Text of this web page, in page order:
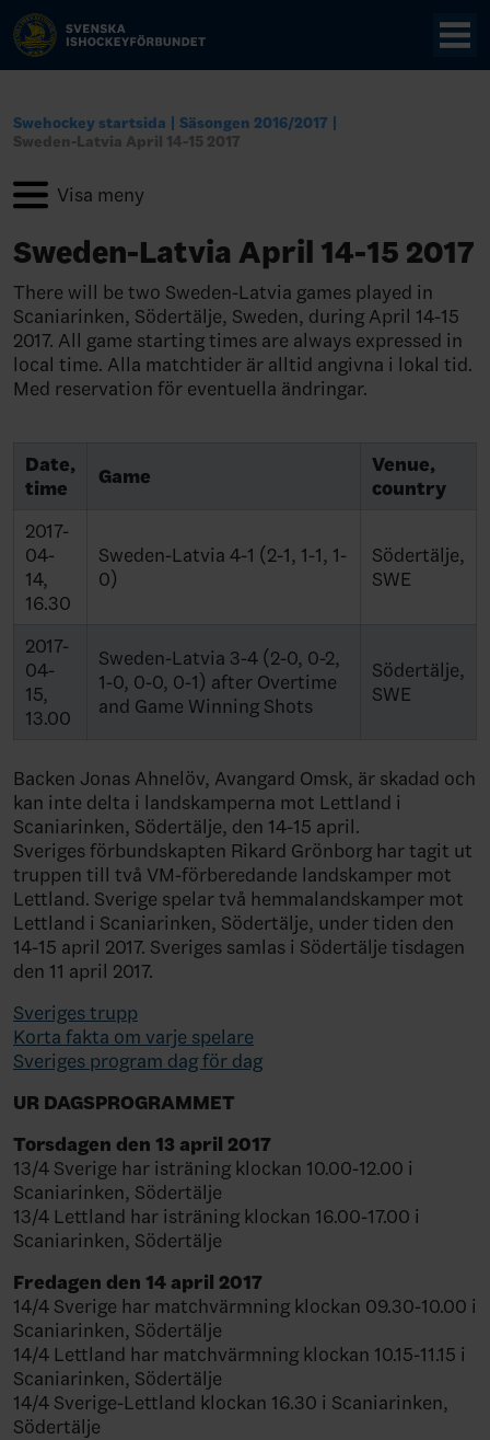
Swehockey startsida
Säsongen 2016/2017
Sweden-Latvia April 14-15 2017
Sweden-Latvia April 14-15 2017
There will be two Sweden-Latvia games played in
Scaniarinken, Södertälje, Sweden, during April 14-15
2017. All game starting times are always expressed in
local time. Alla matchtider är alltid angivna i lokal tid.
Med reservation för eventuella ändringar.
Date,
time
Game
Venue,
country
2017-
04-
14,
16.30
Sweden-Latvia 4-1 (2-1, 1-1, 1-
0)
Södertälje,
SWE
2017-
04-
15,
13.00
Sweden-Latvia 3-4 (2-0, 0-2,
1-0, 0-0, 0-1) after Overtime
and Game Winning Shots
Södertälje,
SWE
Backen Jonas Ahnelöv, Avangard Omsk, är skadad och
kan inte delta i landskamperna mot Lettland i
Scaniarinken, Södertälje, den 14-15 april.
Sveriges förbundskapten Rikard Grönborg har tagit ut
truppen till två VM-förberedande landskamper mot
Lettland. Sverige spelar två hemmalandskamper mot
Lettland i Scaniarinken, Södertälje, under tiden den
14-15 april 2017. Sveriges samlas i Södertälje tisdagen
den 11 april 2017.
Sveriges trupp
Korta fakta om varje spelare
Sveriges program dag för dag
UR DAGSPROGRAMMET
Torsdagen den 13 april 2017
13/4 Sverige har isträning klockan 10.00-12.00 i
Scaniarinken, Södertälje
13/4 Lettland har isträning klockan 16.00-17.00 i
Scaniarinken, Södertälje
Fredagen den 14 april 2017
14/4 Sverige har matchvärmning klockan 09.30-10.00 i
Scaniarinken, Södertälje
14/4 Lettland har matchvärmning klockan 10.15-11.15 i
Scaniarinken, Södertälje
14/4 Sverige-Lettland klockan 16.30 i Scaniarinken,
Södertälje